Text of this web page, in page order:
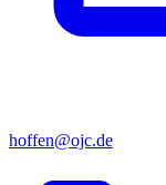
hoffen@ojc.de